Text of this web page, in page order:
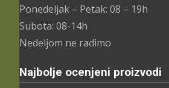
Ponedeljak – Petak: 08 – 19h
Subota: 08-14h
Nedeljom ne radimo
Najbolje ocenjeni proizvodi